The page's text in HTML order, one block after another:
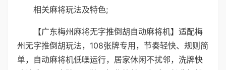
相关麻将玩法及特色;
【广东梅州麻将无字推倒胡自动麻将机】适配梅
州无字推倒胡玩法，108张牌专用，节奏轻快、规则简
单，自动麻将机低噪运行，居家休闲不扰邻，洗牌快